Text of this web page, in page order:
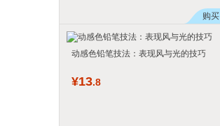
购买
动感色铅笔技法：表现风与光的技巧
¥13.8